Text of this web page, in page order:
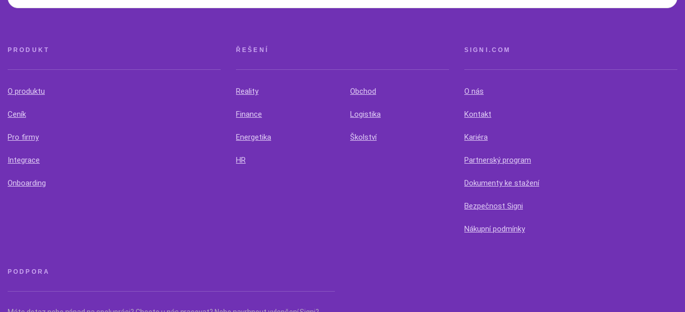
PRODUKT
O produktu
Ceník
Pro firmy
Integrace
Onboarding
ŘEŠENÍ
Reality
Finance
Energetika
HR
Obchod
Logistika
Školství
SIGNI.COM
O nás
Kontakt
Kariéra
Partnerský program
Dokumenty ke stažení
Bezpečnost Signi
Nákupní podmínky
PODPORA